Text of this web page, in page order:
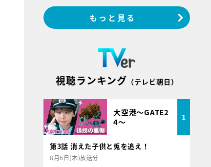
もっと見る
視聴ランキング （テレビ朝日）
大空港～GATE2
4～
1
第3話 消えた子供と兎を追え！
8月6日(木)放送分